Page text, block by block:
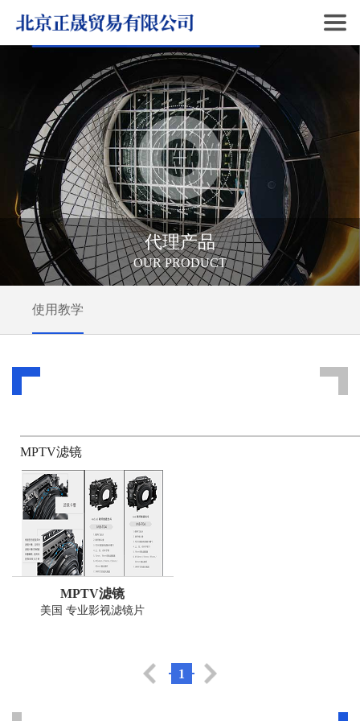
代理产品
OUR PRODUCT
使用教学
MPTV滤镜
MPTV滤镜
美国 专业影视滤镜片
1